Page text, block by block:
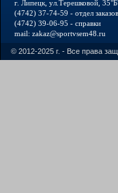
г. Липецк, ул.Терешковой,
(4742) 37-74-59 - отдел заказов
(4742) 39-06-95 - справки
mail: zakaz@sportvsem48.ru
© 2012-2025 г. - Все права